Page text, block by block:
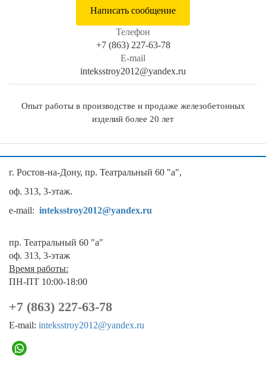
Написать сообщение
Телефон
+7 (863) 227-63-78
E-mail
inteksstroy2012@yandex.ru
Опыт работы в производстве и продаже железобетонных
изделий более 20 лет
г. Ростов-на-Дону, пр. Театральный 60 "а",
оф. 313, 3-этаж.
e-mail: inteksstroy2012@yandex.ru
пр. Театральный 60 "а"
оф. 313, 3-этаж
Время работы:
ПН-ПТ 10:00-18:00
+7 (863) 227-63-78
E-mail: inteksstroy2012@yandex.ru